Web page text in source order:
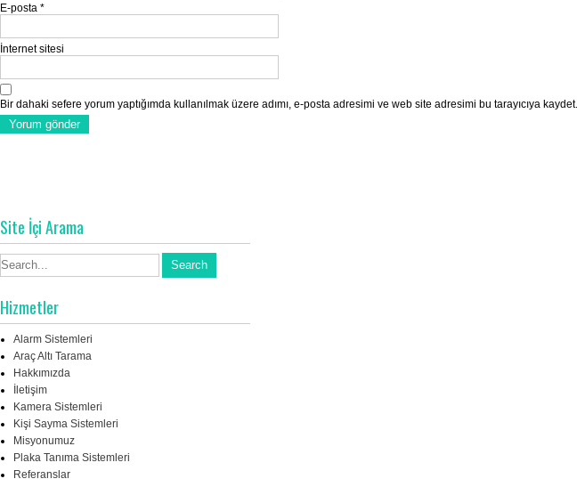
E-posta *
İnternet sitesi
Bir dahaki sefere yorum yaptığımda kullanılmak üzere adımı, e-posta adresimi ve web site adresimi bu tarayıcıya kaydet.
Site İçi Arama
Hizmetler
Alarm Sistemleri
Araç Altı Tarama
Hakkımızda
İletişim
Kamera Sistemleri
Kişi Sayma Sistemleri
Misyonumuz
Plaka Tanıma Sistemleri
Referanslar